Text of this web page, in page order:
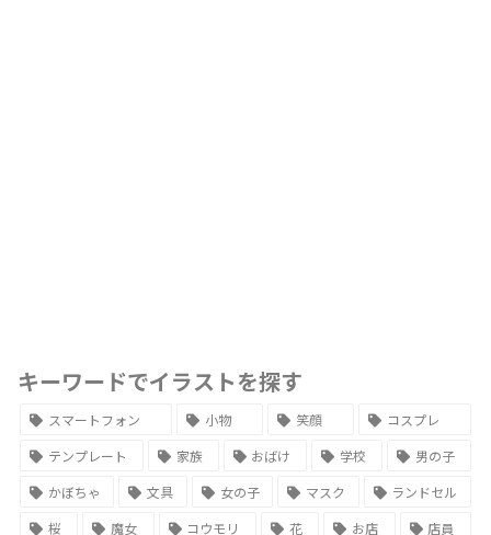
キーワードでイラストを探す
スマートフォン 小物 笑顔
コスプレ
テンプレート
家族 おばけ 学校
男の子
かぼちゃ
文具 女の子 マスク
ランドセル
桜
魔女 コウモリ 花 お店 店員